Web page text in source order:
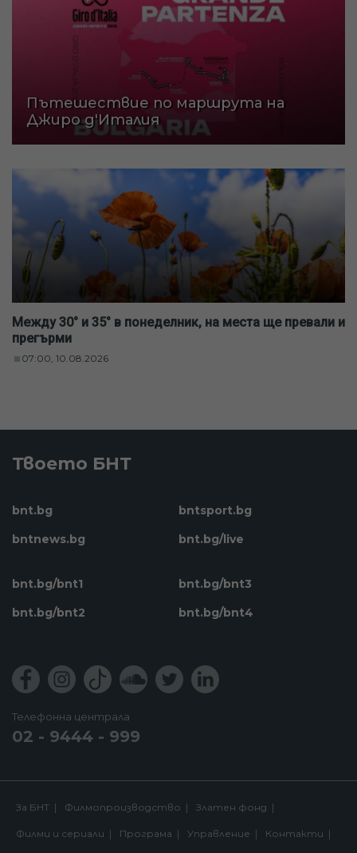
Пътешествие по маршрута на
Джиро д'Италия
Между 30° и 35° в понеделник, на места ще превали и
прегърми
07:00, 10.08.2026
Твоето БНТ
bnt.bg
bntnews.bg
bntsport.bg
bnt.bg/live
bnt.bg/bnt1
bnt.bg/bnt2
bnt.bg/bnt3
bnt.bg/bnt4
Телефонна централа
02 - 9444 - 999
За БНТ Филмопроизводство Златен фонд
Филми и сериали Програма Управление Контакти